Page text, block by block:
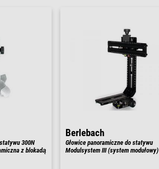
300N
z blokadą
Berlebach
Głowice panoramiczne do statywu
Modulsystem III (system modułowy)